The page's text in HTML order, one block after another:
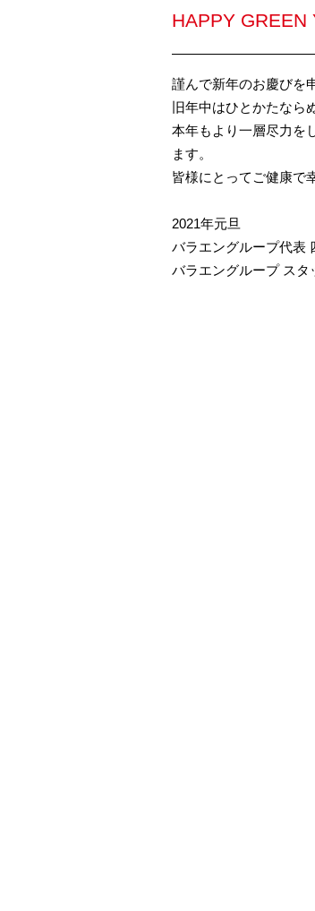
HAPPY GREEN
謹んで新年のお慶びを
旧年中はひとかたなら
本年もより一層尽力を
ます。
皆様にとってご健康で
2021年元旦
バラエングループ代表
バラエングループ スタ